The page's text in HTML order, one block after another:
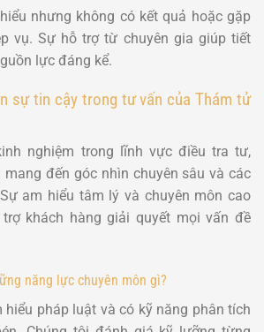
nhưng không có kết quả hoặc gặp
vụ. Sự hỗ trợ từ chuyên gia giúp tiết
lực đáng kể.
sự tin cậy trong tư vấn của Thám tử
nghiệm trong lĩnh vực điều tra tư,
đến góc nhìn chuyên sâu và các
am hiểu tâm lý và chuyên môn cao
khách hàng giải quyết mọi vấn đề
năng lực chuyên môn gì?
hiểu pháp luật và có kỹ năng phân tích